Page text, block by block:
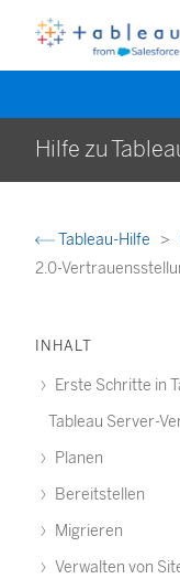
Hilfe zu
Tableau-Hilfe
2.0-
INHALT
Erste Schritte in
Tableau Server-
Planen
Bereitstellen
Migrieren
Verwalten von